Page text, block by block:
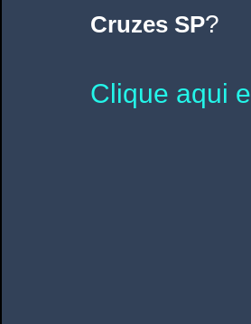
Cruzes SP?
Clique aqui